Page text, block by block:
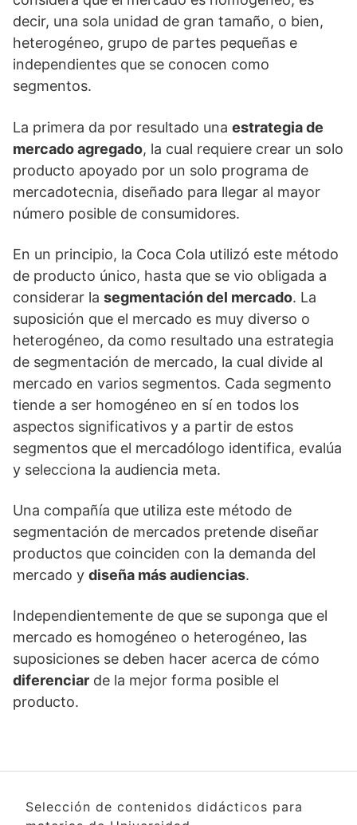
decir, una sola unidad de gran tamaño, o bien,
heterogéneo, grupo de partes pequeñas e
independientes que se conocen como
segmentos.
La primera da por resultado una estrategia de
mercado agregado, la cual requiere crear un solo
producto apoyado por un solo programa de
mercadotecnia, diseñado para llegar al mayor
número posible de consumidores.
En un principio, la Coca Cola utilizó este método
de producto único, hasta que se vio obligada a
considerar la segmentación del mercado. La
suposición que el mercado es muy diverso o
heterogéneo, da como resultado una estrategia
de segmentación de mercado, la cual divide al
mercado en varios segmentos. Cada segmento
tiende a ser homogéneo en sí en todos los
aspectos significativos y a partir de estos
segmentos que el mercadólogo identifica, evalúa
y selecciona la audiencia meta.
Una compañía que utiliza este método de
segmentación de mercados pretende diseñar
productos que coinciden con la demanda del
mercado y diseña más audiencias.
Independientemente de que se suponga que el
mercado es homogéneo o heterogéneo, las
suposiciones se deben hacer acerca de cómo
diferenciar de la mejor forma posible el
producto.
Selección de contenidos didácticos para